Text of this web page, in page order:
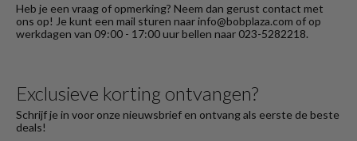
Heb je een vraag of opmerking? Neem dan gerust contact met
ons op! Je kunt een mail sturen naar info@bobplaza.com of op
werkdagen van 09:00 - 17:00 uur bellen naar 023-5282218.
Exclusieve korting ontvangen?
Schrijf je in voor onze nieuwsbrief en ontvang als eerste de beste
deals!